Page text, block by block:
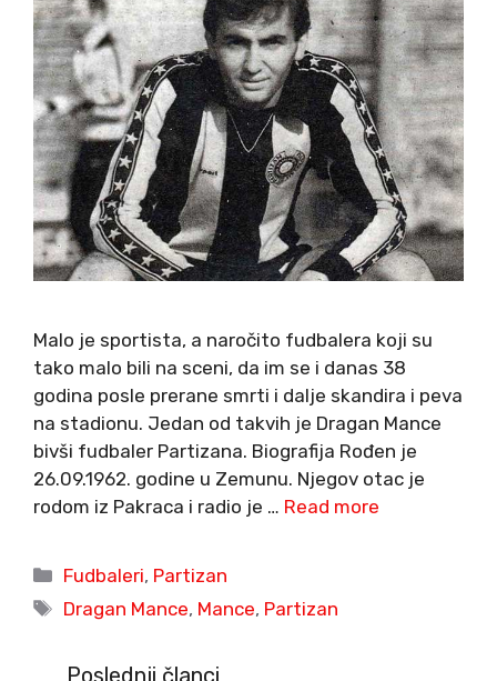
Malo je sportista, a naročito fudbalera koji su
tako malo bili na sceni, da im se i danas 38
godina posle prerane smrti i dalje skandira i peva
na stadionu. Jedan od takvih je Dragan Mance
bivši fudbaler Partizana. Biografija Rođen je
26.09.1962. godine u Zemunu. Njegov otac je
rodom iz Pakraca i radio je … Read more
Categories
Fudbaleri, Partizan
Tags
Dragan Mance, Mance, Partizan
Poslednji članci